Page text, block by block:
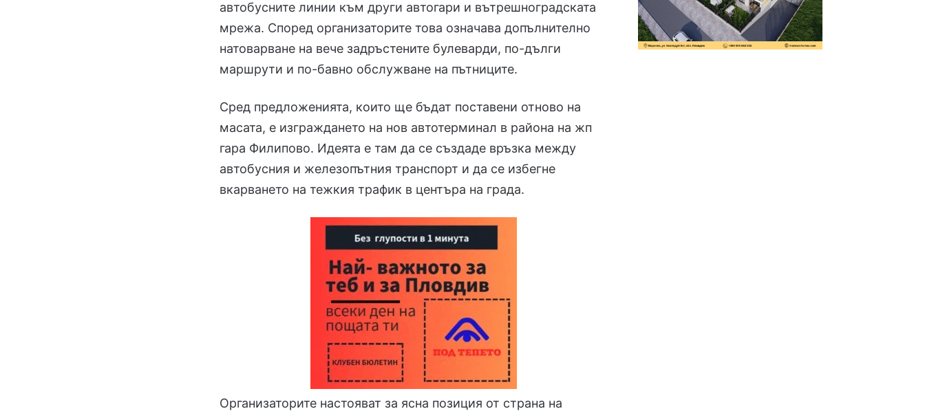
автобусните линии към други автогари и вътрешноградската
мрежа. Според организаторите това означава допълнително
натоварване на вече задръстените булеварди, по-дълги
маршрути и по-бавно обслужване на пътниците.
Сред предложенията, които ще бъдат поставени отново на
масата, е изграждането на нов автотерминал в района на жп
гара Филипово. Идеята е там да се създаде връзка между
автобусния и железопътния транспорт и да се избегне
вкарването на тежкия трафик в центъра на града.
Организаторите настояват за ясна позиция от страна на